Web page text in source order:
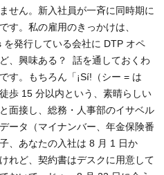
せん。新入社員が一斉に同時期に
す。私の雇用のきっかけは、
発行している会社に DTP オペ
、興味ある？ 話を通しておくわ
す。もちろん「¡Sí!（シー = は
歩 15 分以内という、素晴らしい
面接し、総務・人事部のイサベル
ータ（マイナンバー、年金保険番
、あなたの入社は 8 月 1 日か
れど、契約書はデスクに用意して